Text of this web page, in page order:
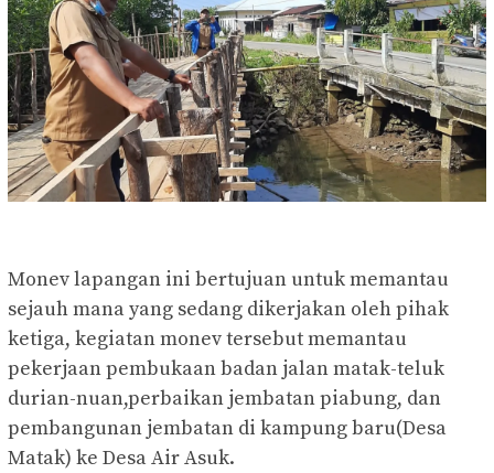
Monev lapangan ini bertujuan untuk memantau
sejauh mana yang sedang dikerjakan oleh pihak
ketiga, kegiatan monev tersebut memantau
pekerjaan pembukaan badan jalan matak-teluk
durian-nuan,perbaikan jembatan piabung, dan
pembangunan jembatan di kampung baru(Desa
Matak) ke Desa Air Asuk.